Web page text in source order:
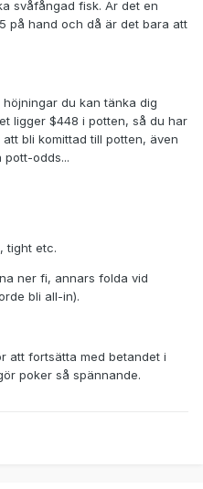
svåfångad fisk. Är det en
på hand och då är det bara att
du kan tänka dig
ligger $448 i potten, så du har
bli komittad till potten, även
odds...
tight etc.
ner fi, annars folda vid
bli all-in).
att fortsätta med betandet i
poker så spännande.